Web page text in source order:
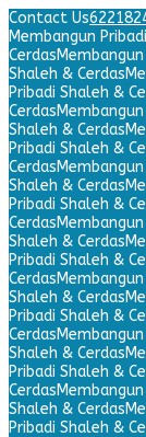
Contact Us
Membangun
Cerdas
Shaleh & Cerdas
Pribadi Shaleh &
Cerdas
Shaleh & Cerdas
Pribadi Shaleh &
Cerdas
Shaleh & Cerdas
Pribadi Shaleh &
Cerdas
Shaleh & Cerdas
Pribadi Shaleh &
Cerdas
Shaleh & Cerdas
Pribadi Shaleh &
Cerdas
Shaleh & Cerdas
Pribadi Shaleh &
Cerdas
Shaleh & Cerdas
Pribadi Shaleh &